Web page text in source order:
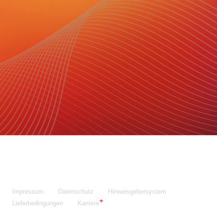
Maschinenfabrik NIEHOFF GmbH & Co. KG
Walter-Niehoff-Str. 2
91126 Schwabach
Anfahrt Google Maps
Fon:+49 9122 977-0
E-Mail: info@niehoff.de
Fax:+49 9122 977-155
Impressum Datenschutz
Hinweisgebersystem
Lieferbedingungen
Karriere